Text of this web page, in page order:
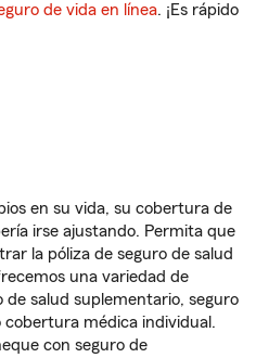
de vida en línea. ¡Es rápido
en su vida, su cobertura de
irse ajustando. Permita que
la póliza de seguro de salud
una variedad de
de salud suplementario, seguro
médica individual.
con seguro de